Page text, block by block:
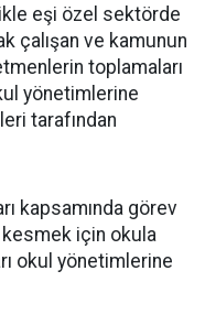
eşi özel sektörde
çalışan ve kamunun
toplamaları
yönetimlerine
tarafından
kapsamında görev
için okula
okul yönetimlerine